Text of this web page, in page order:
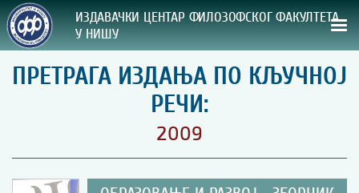
ИЗДАВАЧКИ ЦЕНТАР ФИЛОЗОФСКОГ ФАКУЛТЕТА
У НИШУ
СВА НАША ИЗДАЊА
ВРСТА ИЗДАЊА:
ПРЕТРАГА ИЗДАЊА ПО КЉУЧНОЈ
РЕЧИ:
2009